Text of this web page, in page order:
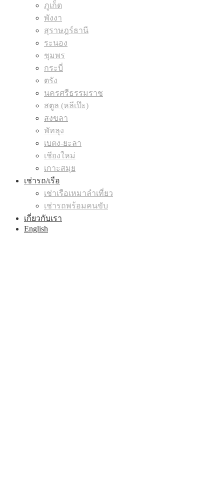
ภูเก็ต
พังงา
สุราษฎร์ธานี
ระนอง
ชุมพร
กระบี่
ตรัง
นครศรีธรรมราช
สตูล (หลีเป๊ะ)
สงขลา
พัทลุง
เบตง-ยะลา
เชียงใหม่
เกาะสมุย
เช่ารถ/เรือ
เช่าเรือเหมาลำเที่ยว
เช่ารถพร้อมคนขับ
เกี่ยวกับเรา
English